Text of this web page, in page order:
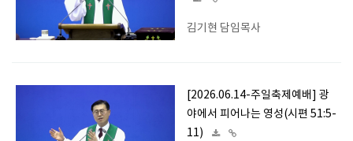
김기현 담임목사
[2026.06.14-주일축제예배] 광
야에서 피어나는 영성(시편 51:5-
11)